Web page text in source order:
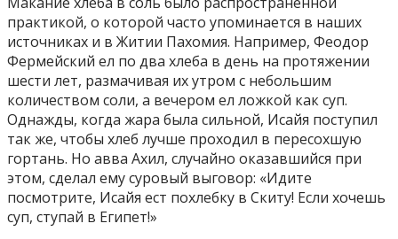
практикой, о которой часто упоминается в наших
источниках и в Житии Пахомия. Например, Феодор
Фермейский ел по два хлеба в день на протяжении
шести лет, размачивая их утром с небольшим
количеством соли, а вечером ел ложкой как суп.
Однажды, когда жара была сильной, Исайя поступил
так же, чтобы хлеб лучше проходил в пересохшую
гортань. Но авва Ахил, случайно оказавшийся при
этом, сделал ему суровый выговор: «Идите
посмотрите, Исайя ест похлебку в Скиту! Если хочешь
суп, ступай в Египет!»